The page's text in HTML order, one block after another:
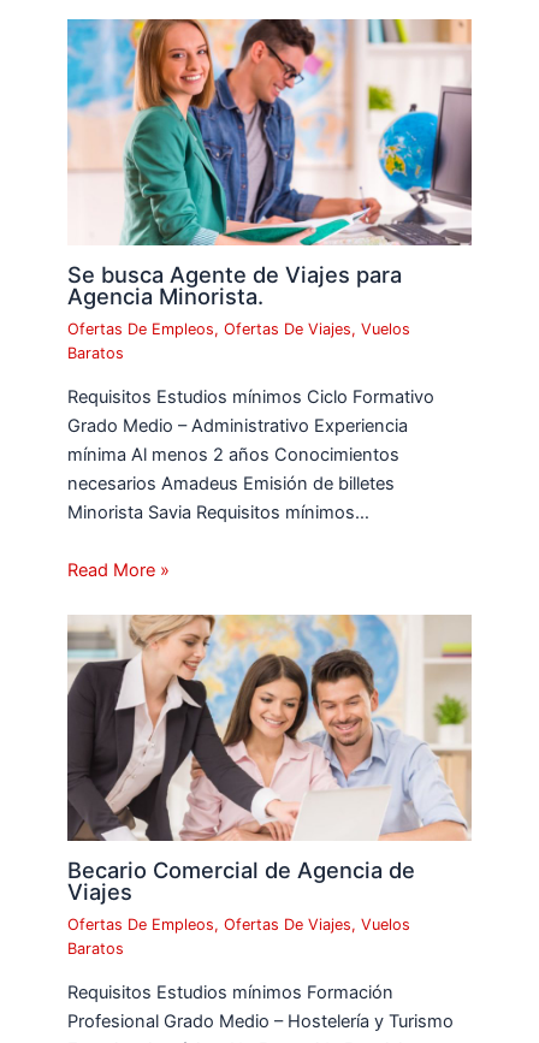
Se busca Agente de Viajes para
Agencia Minorista.
Ofertas De Empleos,Ofertas De Viajes,Vuelos
Baratos
Requisitos Estudios mínimos Ciclo Formativo
Grado Medio – Administrativo Experiencia
mínima Al menos 2 años Conocimientos
necesarios Amadeus Emisión de billetes
Minorista Savia Requisitos mínimos…
Read More »
Becario Comercial de Agencia de
Viajes
Ofertas De Empleos,Ofertas De Viajes,Vuelos
Baratos
Requisitos Estudios mínimos Formación
Profesional Grado Medio – Hostelería y Turismo